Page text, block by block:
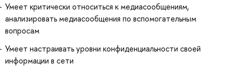
Умеет критически относиться к медиасообщениям,
анализировать медиасообщения по вспомогательным
вопросам
Умеет настраивать уровни конфиденциальности своей
информации в сети